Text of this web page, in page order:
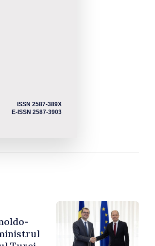
ISSN 2587-389X
E-ISSN 2587-3903